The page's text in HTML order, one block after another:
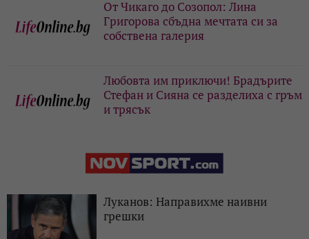
От Чикаго до Созопол: Лина
Григорова сбъдна мечтата си за
собствена галерия
Любовта им приключи! Брадърите
Стефан и Сияна се разделиха с гръм
и трясък
Луканов: Направихме наивни
грешки